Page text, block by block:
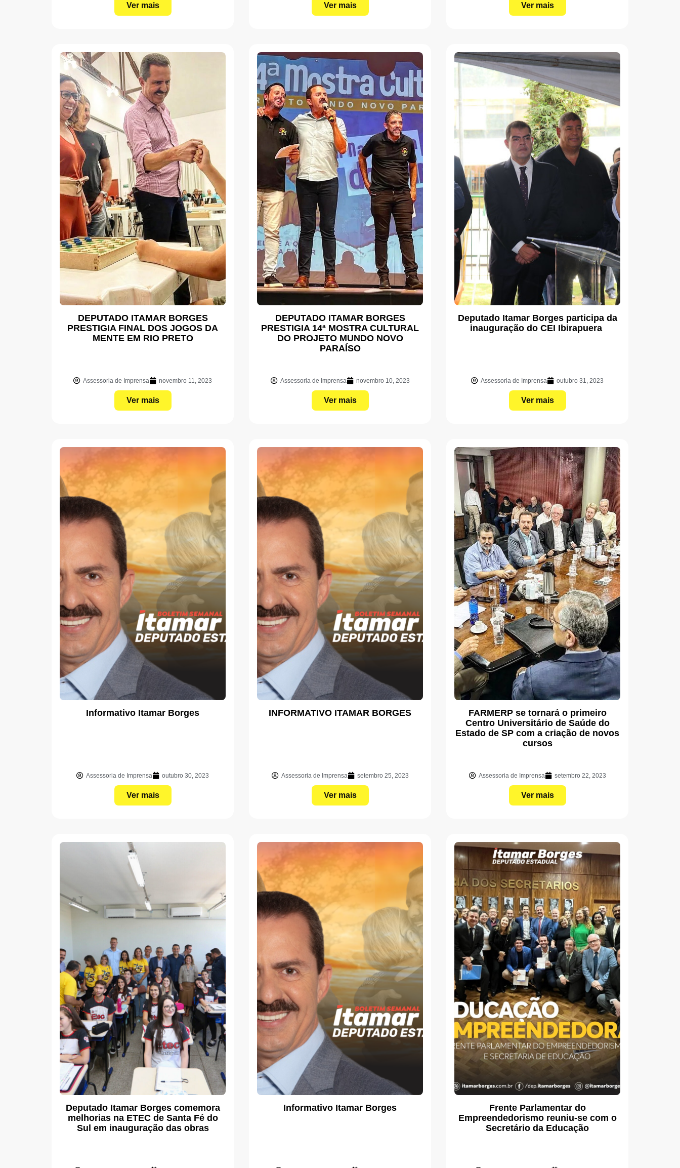
Ver mais Ver mais Ver mais
DEPUTADO ITAMAR BORGES
PRESTIGIA FINAL DOS JOGOS DA
MENTE EM RIO PRETO
Assessoria de Imprensa novembro 11, 2023
Ver mais
DEPUTADO ITAMAR BORGES
PRESTIGIA 14ª MOSTRA CULTURAL
DO PROJETO MUNDO NOVO
PARAÍSO
Assessoria de Imprensa novembro 10, 2023
Ver mais
Deputado Itamar Borges participa da
inauguração do CEI Ibirapuera
Assessoria de Imprensa outubro 31, 2023
Ver mais
Informativo Itamar Borges
Assessoria de Imprensa outubro 30, 2023
Ver mais
INFORMATIVO ITAMAR BORGES
Assessoria de Imprensa setembro 25, 2023
Ver mais
FARMERP se tornará o primeiro
Centro Universitário de Saúde do
Estado de SP com a criação de novos
cursos
Assessoria de Imprensa setembro 22, 2023
Ver mais
Deputado Itamar Borges comemora
melhorias na ETEC de Santa Fé do
Sul em inauguração das obras
Informativo Itamar Borges
Frente Parlamentar do
Empreendedorismo reuniu-se com o
Secretário da Educação